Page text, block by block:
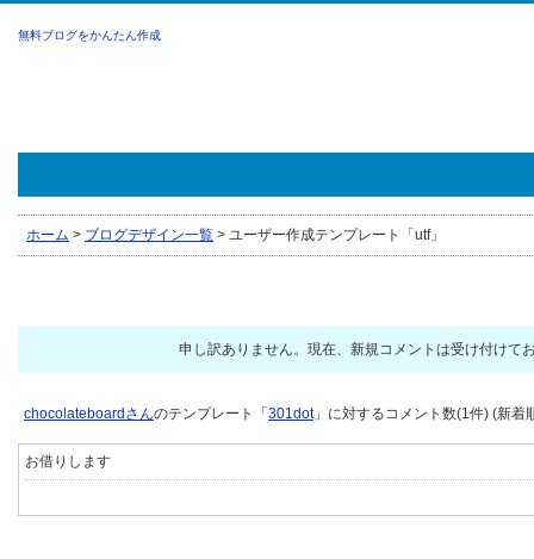
無料ブログをかんたん作成
ホーム > ブログデザイン一覧 > ユーザー作成テンプレート「utf」
申し訳ありません。現在、新規コメントは受け付けて
chocolateboardさんのテンプレート「 301dot」に対するコメント数(1件) (新着
お借りします